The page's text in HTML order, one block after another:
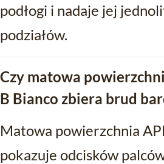
podłogi i nadaje jej
podziałów.
Czy matowa
B Bianco zbiera brud
Matowa powierzchnia
pokazuje odcisków